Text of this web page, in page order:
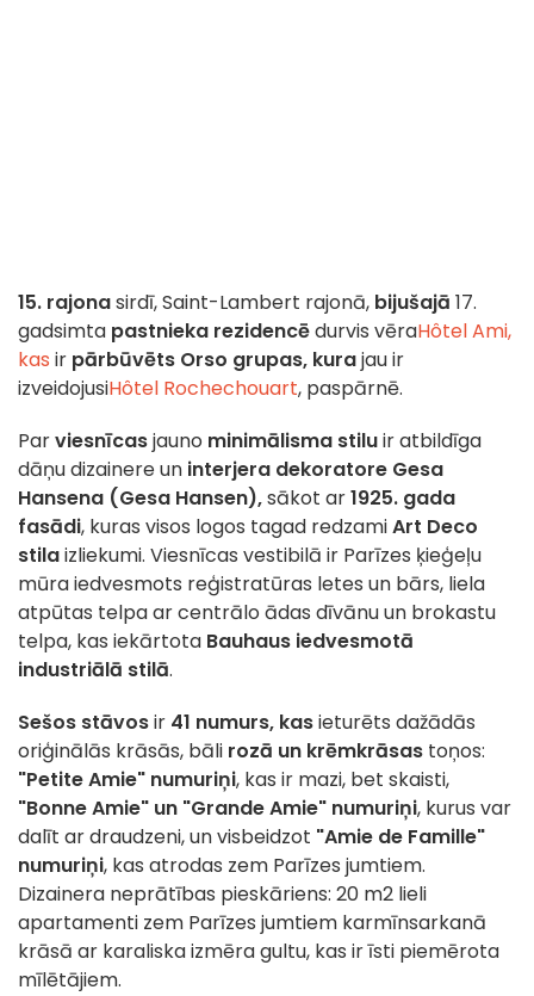
15. rajonasirdī, Saint-Lambert rajonā, bijušajā 17.
gadsimta pastnieka rezidencēdurvis vēraHôtel Ami,
kas ir pārbūvēts Orso grupas, kurajau ir
izveidojusiHôtel Rochechouart, paspārnē.
Parviesnīcasjauno minimālisma stiluir atbildīga
dāņu dizainere un interjera dekoratore Gesa
Hansena (Gesa Hansen),sākot ar1925. gada
fasādi, kuras visos logos tagad redzamiArt Deco
stilaizliekumi. Viesnīcas vestibilā ir Parīzes ķieģeļu
mūra iedvesmots reģistratūras letes un bārs, liela
atpūtas telpa ar centrālo ādas dīvānu un brokastu
telpa, kas iekārtota Bauhaus iedvesmotā
industriālā stilā.
Sešos stāvosir 41 numurs, kasieturēts dažādās
oriģinālās krāsās, bāli rozā un krēmkrāsas toņos:
"Petite Amie" numuriņi, kas ir mazi, bet skaisti,
"Bonne Amie" un "Grande Amie" numuriņi, kurus var
dalīt ar draudzeni, un visbeidzot "Amie de Famille"
numuriņi, kas atrodas zem Parīzes jumtiem.
Dizainera neprātības pieskāriens: 20 m2 lieli
apartamenti zem Parīzes jumtiem karmīnsarkanā
krāsā ar karaliska izmēra gultu, kas ir īsti piemērota
mīlētājiem.